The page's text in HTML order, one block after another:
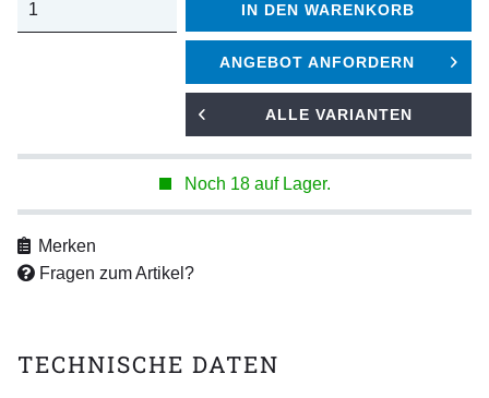
IN DEN WARENKORB
ANGEBOT ANFORDERN
ALLE VARIANTEN
Noch 18 auf Lager.
Merken
Fragen zum Artikel?
TECHNISCHE DATEN